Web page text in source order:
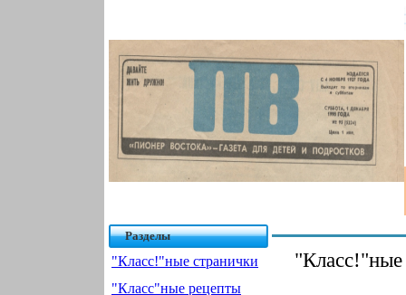
Разделы
"Класс!"ные странички
"Класс"ные рецепты
"Класс!"ные